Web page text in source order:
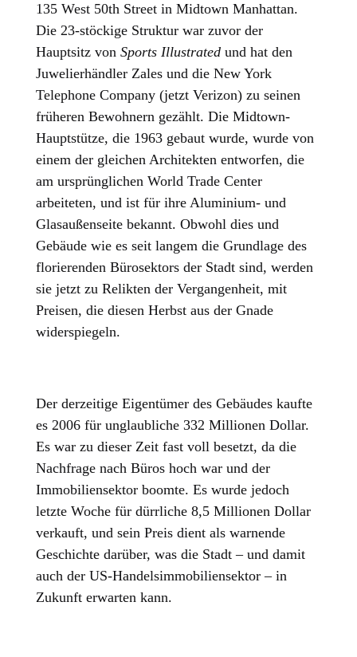
135 West 50th Street in Midtown Manhattan.
Die 23-stöckige Struktur war zuvor der
Hauptsitz vonSports Illustratedund hat den
Juwelierhändler Zales und die New York
Telephone Company (jetzt Verizon) zu seinen
früheren Bewohnern gezählt. Die Midtown-
Hauptstütze, die 1963 gebaut wurde, wurde von
einem der gleichen Architekten entworfen, die
am ursprünglichen World Trade Center
arbeiteten, und ist für ihre Aluminium- und
Glasaußenseite bekannt. Obwohl dies und
Gebäude wie es seit langem die Grundlage des
florierenden Bürosektors der Stadt sind, werden
sie jetzt zu Relikten der Vergangenheit, mit
Preisen, die diesen Herbst aus der Gnade
widerspiegeln.
Der derzeitige Eigentümer des Gebäudes kaufte
es 2006 für unglaubliche 332 Millionen Dollar.
Es war zu dieser Zeit fast voll besetzt, da die
Nachfrage nach Büros hoch war und der
Immobiliensektor boomte. Es wurde jedoch
letzte Woche für dürrliche 8,5 Millionen Dollar
verkauft, und sein Preis dient als warnende
Geschichte darüber, was die Stadt – und damit
auch der US-Handelsimmobiliensektor – in
Zukunft erwarten kann.